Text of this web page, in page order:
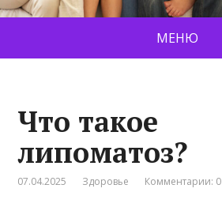
МЕНЮ
Что такое
липоматоз?
07.04.2025 Здоровье Комментарии: 0